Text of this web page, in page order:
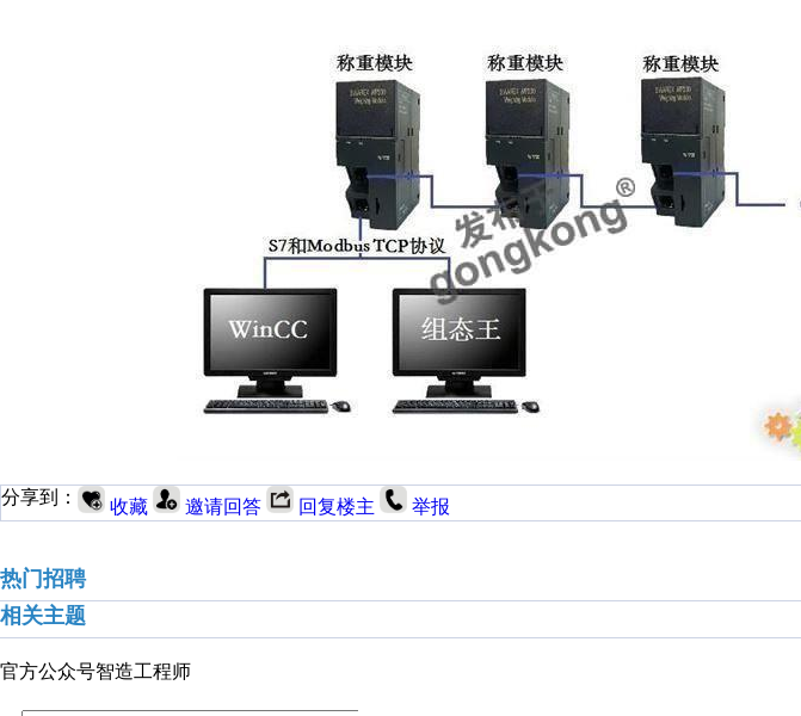
分享到： 收藏 邀请回答 回复楼主 举报
热门招聘
相关主题
官方公众号智造工程师